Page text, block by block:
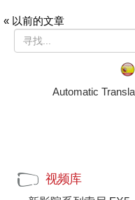
« 以前的文章
Automatic
视频库